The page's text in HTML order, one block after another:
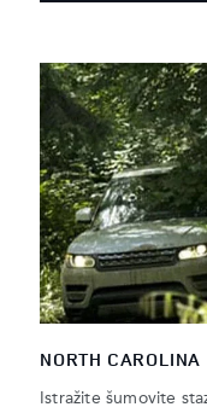
NORTH CAROLINA
Istražite šumovite